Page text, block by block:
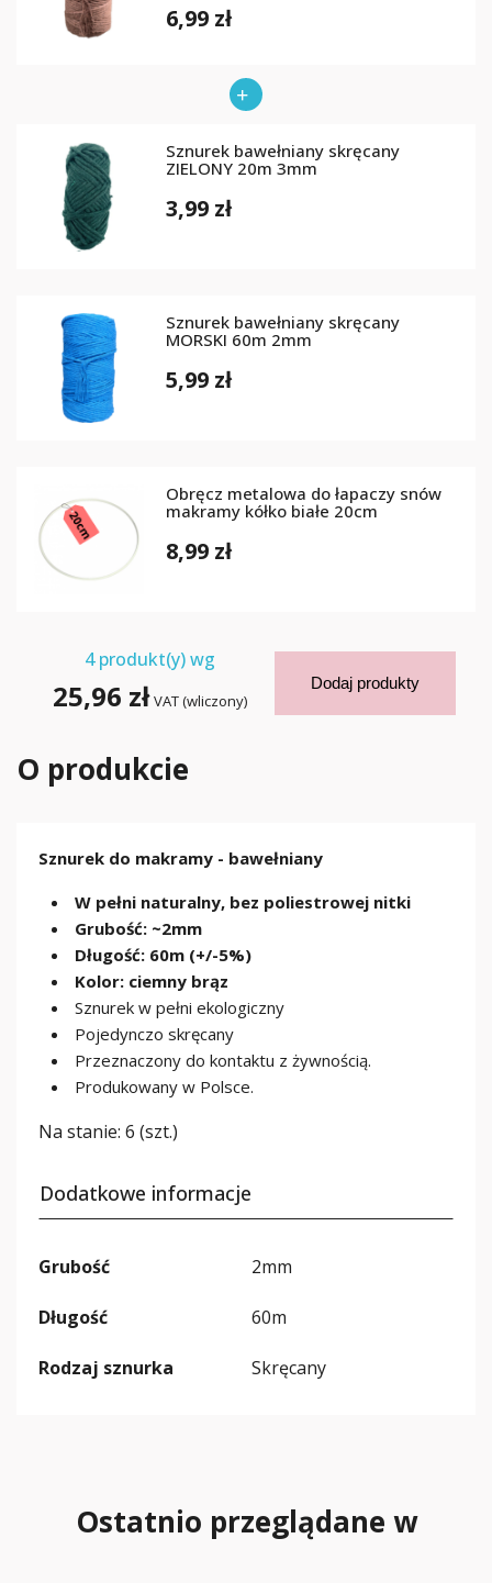
6,99 zł
Sznurek bawełniany skręcany
ZIELONY 20m 3mm
3,99 zł
Sznurek bawełniany skręcany
MORSKI 60m 2mm
5,99 zł
Obręcz metalowa do łapaczy snów
makramy kółko białe 20cm
8,99 zł
4produkt(y) wg
25,96 zł VAT (wliczony)
Dodaj produkty
O produkcie
Sznurek do makramy - bawełniany
W pełni naturalny, bez poliestrowej nitki
Grubość: ~2mm
Długość: 60m (+/-5%)
Kolor: ciemny brąz
Sznurek w pełni ekologiczny
Pojedynczo skręcany
Przeznaczony do kontaktu z żywnością.
Produkowany w Polsce.
Na stanie: 6 (szt.)
Dodatkowe informacje
Grubość 2mm
Długość 60m
Rodzaj sznurka Skręcany
Ostatnio przeglądane w